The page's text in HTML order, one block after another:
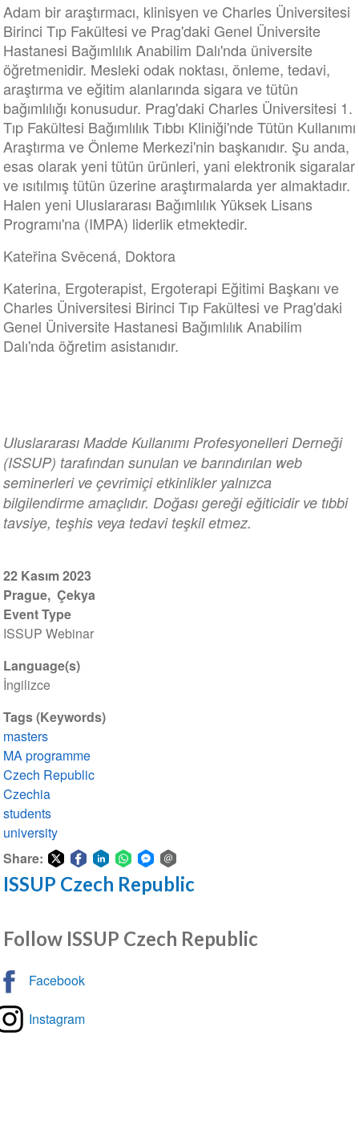
22 Kasım 2023
Prague Çekya
Event Type
ISSUP Webinar
Language(s)
İngilizce
Tags (Keywords)
masters
MA programme
Czech Republic
Czechia
students
university
Share:
ShareShareShareShareShare
Messenger
Share
Adam bir araştırmacı, klinisyen ve Charles Üniversitesi
Birinci Tıp Fakültesi ve Prag'daki Genel Üniversite
Hastanesi Bağımlılık Anabilim Dalı'nda üniversite
öğretmenidir. Mesleki odak noktası, önleme, tedavi,
araştırma ve eğitim alanlarında sigara ve tütün
bağımlılığı konusudur. Prag'daki Charles Üniversitesi 1.
Tıp Fakültesi Bağımlılık Tıbbı Kliniği'nde Tütün Kullanımı
Araştırma ve Önleme Merkezi'nin başkanıdır. Şu anda,
esas olarak yeni tütün ürünleri, yani elektronik sigaralar
ve ısıtılmış tütün üzerine araştırmalarda yer almaktadır.
Halen yeni Uluslararası Bağımlılık Yüksek Lisans
Programı'na (IMPA) liderlik etmektedir.
Kateřina Svěcená, Doktora
Katerina, Ergoterapist, Ergoterapi Eğitimi Başkanı ve
Charles Üniversitesi Birinci Tıp Fakültesi ve Prag'daki
Genel Üniversite Hastanesi Bağımlılık Anabilim
Dalı'nda öğretim asistanıdır.
Uluslararası Madde Kullanımı Profesyonelleri Derneği
(ISSUP) tarafından sunulan ve barındırılan web
seminerleri ve çevrimiçi etkinlikler yalnızca
bilgilendirme amaçlıdır. Doğası gereği eğiticidir ve tıbbi
tavsiye, teşhis veya tedavi teşkil etmez.
ISSUP Czech Republic
Follow ISSUP Czech Republic
Facebook
Instagram